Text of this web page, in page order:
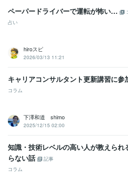
ペーパードライバーで運転が怖い…
占い
hiroスピ
2026/03/13 11:21
キャリアコンサルタント更新講習に参
コラム
下澤和道 shimo
2025/12/15 02:00
知識・技術レベルの高い人が教えられ
らない話
記事
コラム